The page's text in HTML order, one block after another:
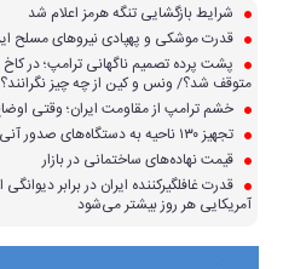
شرایط بازگشایی تنگه هرمز اعلام شد
قدرت موشکی و پهپادی نیرو‌های مسلح
پشت پرده تصمیم ناگهانی ترامپ؛ در
متوقف شد؟/ ونس و کین از چه چیز
خشم ترامپ از مقاومت ایران؛ وقتی
تجهیز ۱۳۰ ناحیه به دستگاه‌های صدور آنی کارت سوخت
قیمت نهاده‌های ساختمانی در بازار
قدرت غافلگیرکننده ایران در برابر
آمریکایی هر روز بیشتر می‌شود